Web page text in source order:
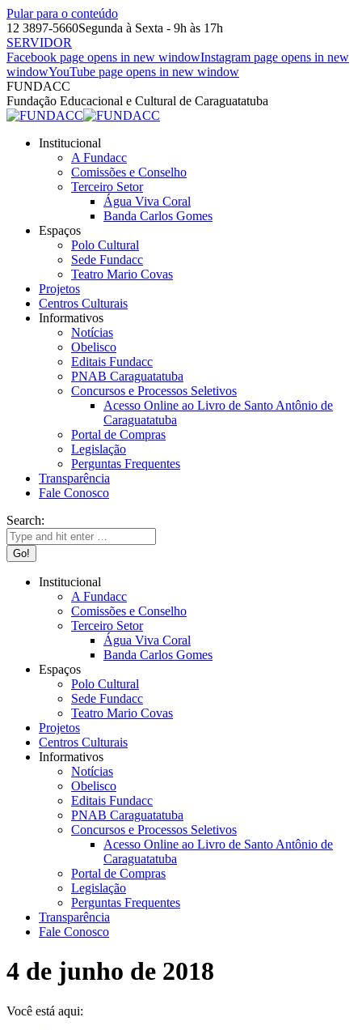
Pular para o conteúdo
12 3897-5660Segunda à Sexta - 9h às 17h
SERVIDOR
Facebook page opens in new windowInstagram page opens in new
windowYouTube page opens in new window
FUNDACC
Fundação Educacional e Cultural de Caraguatatuba
Institucional
A Fundacc
Comissões e Conselho
Terceiro Setor
Água Viva Coral
Banda Carlos Gomes
Espaços
Polo Cultural
Sede Fundacc
Teatro Mario Covas
Projetos
Centros Culturais
Informativos
Notícias
Obelisco
Editais Fundacc
PNAB Caraguatatuba
Concursos e Processos Seletivos
Acesso Online ao Livro de Santo Antônio de
Caraguatatuba
Portal de Compras
Legislação
Perguntas Frequentes
Transparência
Fale Conosco
Search:
Institucional
A Fundacc
Comissões e Conselho
Terceiro Setor
Água Viva Coral
Banda Carlos Gomes
Espaços
Polo Cultural
Sede Fundacc
Teatro Mario Covas
Projetos
Centros Culturais
Informativos
Notícias
Obelisco
Editais Fundacc
PNAB Caraguatatuba
Concursos e Processos Seletivos
Acesso Online ao Livro de Santo Antônio de
Caraguatatuba
Portal de Compras
Legislação
Perguntas Frequentes
Transparência
Fale Conosco
4 de junho de 2018
Você está aqui: